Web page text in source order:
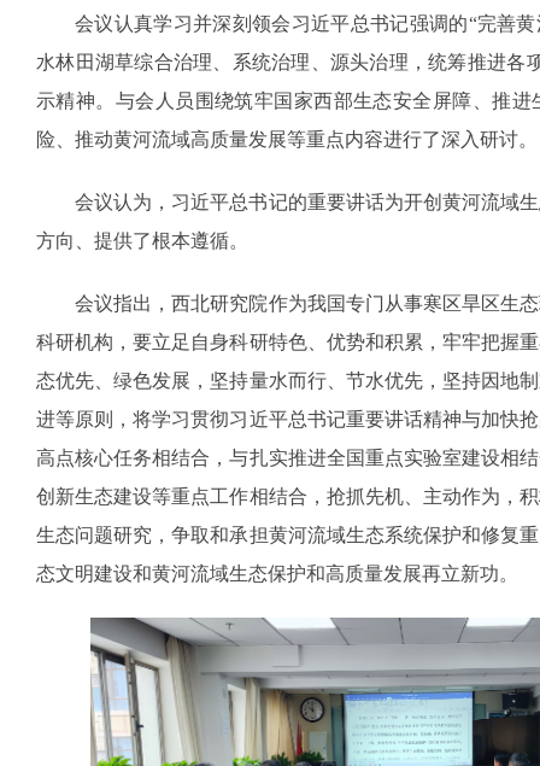
会议认真学习并深刻领会习近平总书记强调的“完善
水林田湖草综合治理、系统治理、源头治理，统筹推进各
示精神。与会人员围绕筑牢国家西部生态安全屏障、推
险、推动黄河流域高质量发展等重点内容进行了深入研讨。
会议认为，习近平总书记的重要讲话为开创黄河流域
方向、提供了根本遵循。
会议指出，西北研究院作为我国专门从事寒区旱区生
科研机构，要立足自身科研特色、优势和积累，牢牢把握
态优先、绿色发展，坚持量水而行、节水优先，坚持因地
进等原则，将学习贯彻习近平总书记重要讲话精神与加快
高点核心任务相结合，与扎实推进全国重点实验室建设相
创新生态建设等重点工作相结合，抢抓先机、主动作为，
生态问题研究，争取和承担黄河流域生态系统保护和修复
态文明建设和黄河流域生态保护和高质量发展再立新功。